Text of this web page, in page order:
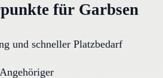
für Garbsen
und schneller Platzbedarf